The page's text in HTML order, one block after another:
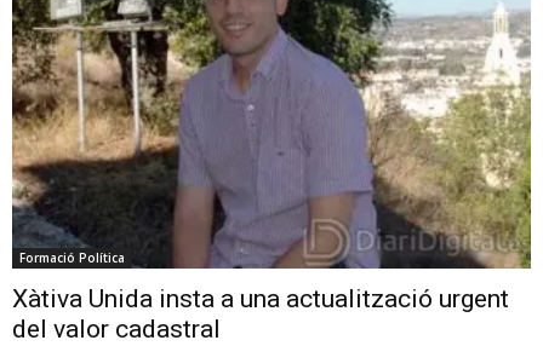
Formació Política
Xàtiva Unida insta a una actualització urgent
del valor cadastral